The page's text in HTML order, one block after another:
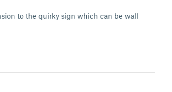
to the quirky sign which can be wall